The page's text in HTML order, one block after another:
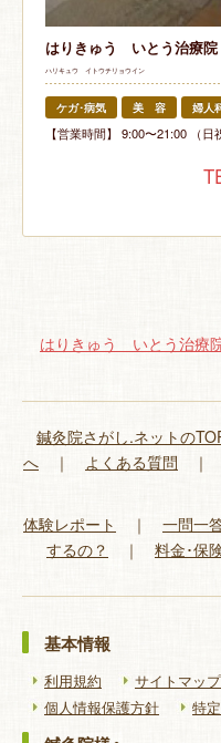
はりきゅう いとう治療院
ハリキュウ イトウチリョウイン
ケガ･病気 美 容 婦人
【営業時間】 9:00〜21:00 （
はりきゅう いとう治療
鍼灸院さがし.ネットの
へ ｜ よくある質問 ｜
体験レポート
｜ 一問一
するの？
｜ 料金･保
基本情報
利用規約 サイトマッ
個人情報保護方針
特